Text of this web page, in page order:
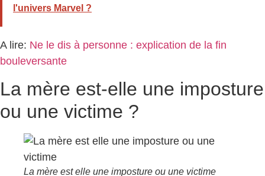
l'univers Marvel ?
A lire: Ne le dis à personne : explication de la fin
bouleversante
La mère est-elle une imposture
ou une victime ?
La mère est elle une imposture ou une victime